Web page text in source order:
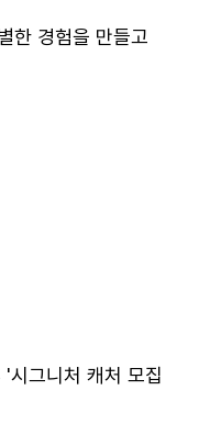
한 경험을 만들고
그니처 캐처 모집